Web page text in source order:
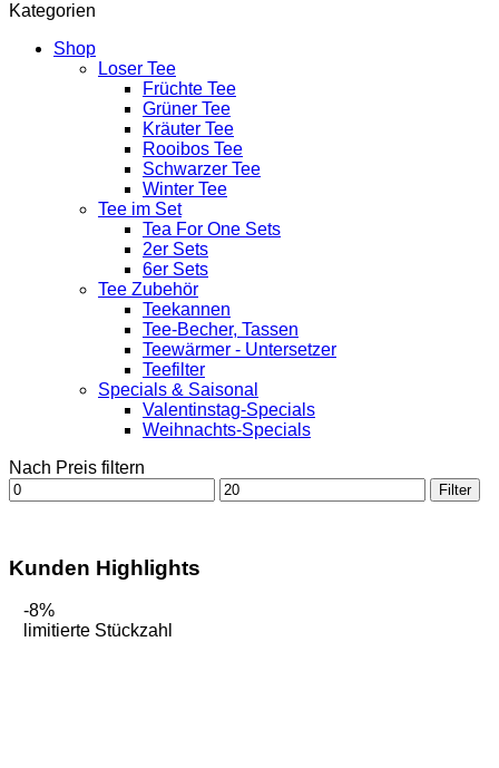
Kategorien
Shop
Loser Tee
Früchte Tee
Grüner Tee
Kräuter Tee
Rooibos Tee
Schwarzer Tee
Winter Tee
Tee im Set
Tea For One Sets
2er Sets
6er Sets
Tee Zubehör
Teekannen
Tee-Becher, Tassen
Teewärmer - Untersetzer
Teefilter
Specials & Saisonal
Valentinstag-Specials
Weihnachts-Specials
Nach Preis filtern
Min.
Preis
Max.
Preis
Filter
Kunden Highlights
-8%
limitierte Stückzahl